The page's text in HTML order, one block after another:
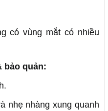
có vùng mắt có nhiều
bảo quản:
nhẹ nhàng xung quanh